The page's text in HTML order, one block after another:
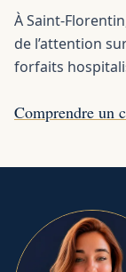
À Saint-
de l’attention
forfaits
Comprendre un